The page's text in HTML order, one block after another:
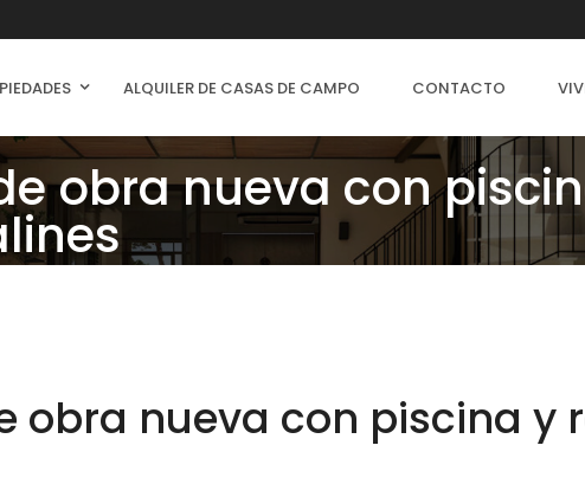
ALQUILER DE CASAS DE CAMPO CONTACTO
obra nueva con
obra nueva con piscina y